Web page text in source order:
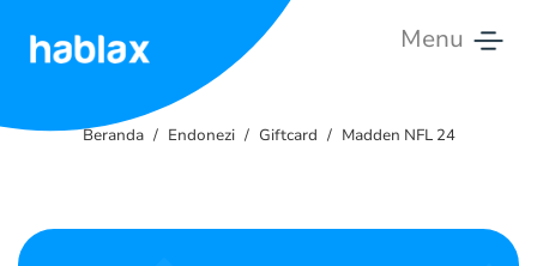
Menu
Beranda Endonezi Giftcard Madden NFL 24